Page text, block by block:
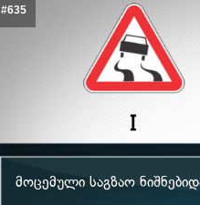
#635
მოცემული საგზაო